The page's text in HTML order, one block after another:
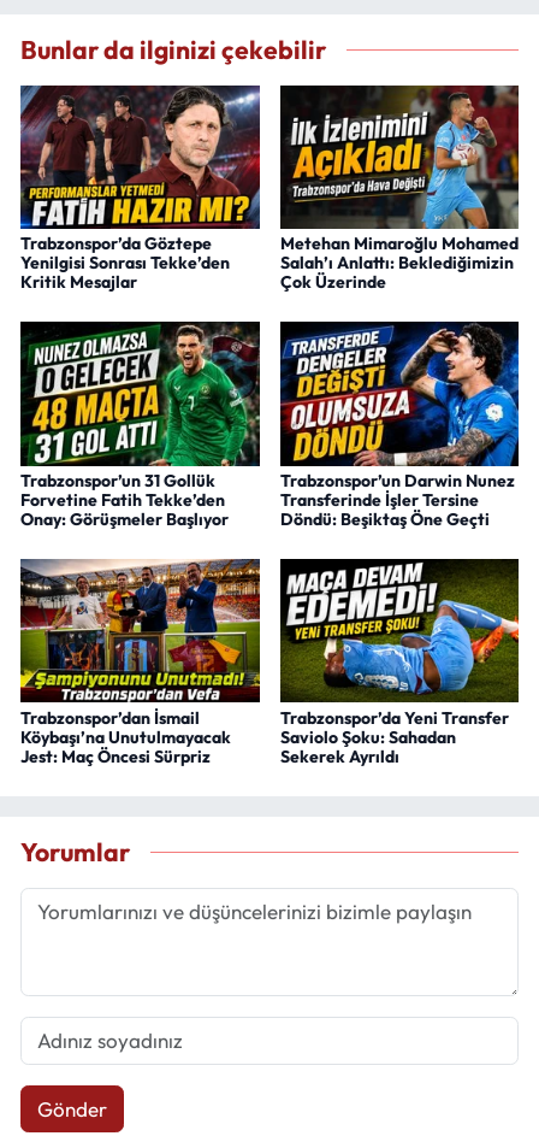
Bunlar da ilginizi çekebilir
Trabzonspor’da Göztepe
Yenilgisi Sonrası Tekke’den
Kritik Mesajlar
Metehan Mimaroğlu Mohamed
Salah’ı Anlattı: Beklediğimizin
Çok Üzerinde
Trabzonspor’un 31 Gollük
Forvetine Fatih Tekke’den
Onay: Görüşmeler Başlıyor
Trabzonspor’un Darwin Nunez
Transferinde İşler Tersine
Döndü: Beşiktaş Öne Geçti
Trabzonspor’dan İsmail
Köybaşı’na Unutulmayacak
Jest: Maç Öncesi Sürpriz
Trabzonspor’da Yeni Transfer
Saviolo Şoku: Sahadan
Sekerek Ayrıldı
Yorumlar
Gönder